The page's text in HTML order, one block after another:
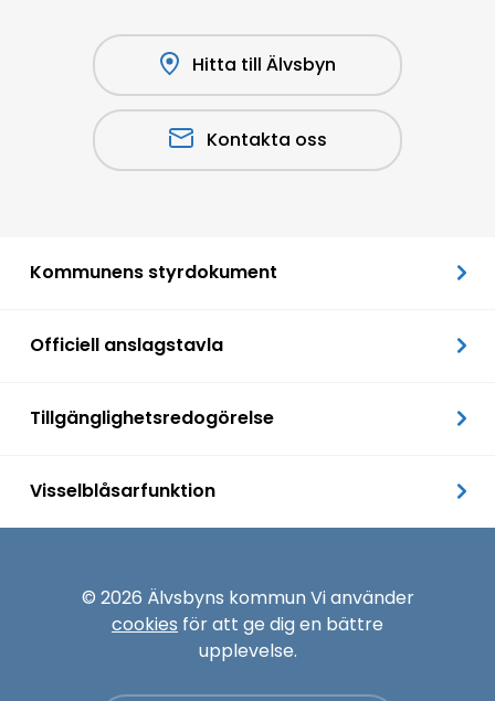
Hitta till Älvsbyn
Kontakta oss
Kommunens styrdokument
Officiell anslagstavla
Tillgänglighetsredogörelse
Visselblåsarfunktion
© 2026 Älvsbyns kommun Vi använder
cookies för att ge dig en bättre
upplevelse.